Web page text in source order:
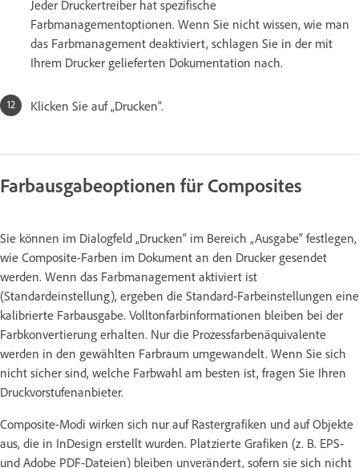
Jeder Druckertreiber hat spezifische
Farbmanagementoptionen. Wenn Sie nicht wissen, wie man
das Farbmanagement deaktiviert, schlagen Sie in der mit
Ihrem Drucker gelieferten Dokumentation nach.
Klicken Sie auf „Drucken“.
Farbausgabeoptionen für Composites
Sie können im Dialogfeld „Drucken“ im Bereich „Ausgabe“ festlegen,
wie Composite-Farben im Dokument an den Drucker gesendet
werden. Wenn das Farbmanagement aktiviert ist
(Standardeinstellung), ergeben die Standard-Farbeinstellungen eine
kalibrierte Farbausgabe. Volltonfarbinformationen bleiben bei der
Farbkonvertierung erhalten. Nur die Prozessfarbenäquivalente
werden in den gewählten Farbraum umgewandelt. Wenn Sie sich
nicht sicher sind, welche Farbwahl am besten ist, fragen Sie Ihren
Druckvorstufenanbieter.
Composite-Modi wirken sich nur auf Rastergrafiken und auf Objekte
aus, die in InDesign erstellt wurden. Platzierte Grafiken (z. B. EPS-
und Adobe PDF-Dateien) bleiben unverändert, sofern sie sich nicht